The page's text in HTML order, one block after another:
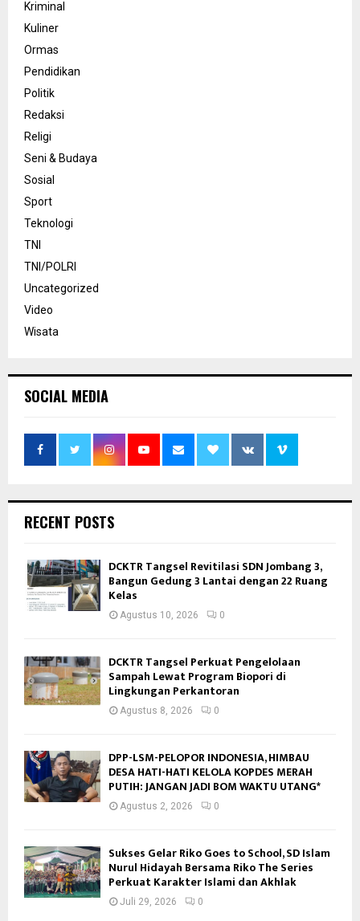
Kriminal
Kuliner
Ormas
Pendidikan
Politik
Redaksi
Religi
Seni & Budaya
Sosial
Sport
Teknologi
TNI
TNI/POLRI
Uncategorized
Video
Wisata
SOCIAL MEDIA
RECENT POSTS
DCKTR Tangsel Revitilasi SDN Jombang 3,
Bangun Gedung 3 Lantai dengan 22 Ruang
Kelas
Agustus 10, 2026 0
DCKTR Tangsel Perkuat Pengelolaan
Sampah Lewat Program Biopori di
Lingkungan Perkantoran
Agustus 8, 2026 0
DPP-LSM-PELOPOR INDONESIA, HIMBAU
DESA HATI-HATI KELOLA KOPDES MERAH
PUTIH: JANGAN JADI BOM WAKTU UTANG*
Agustus 2, 2026 0
Sukses Gelar Riko Goes to School, SD Islam
Nurul Hidayah Bersama Riko The Series
Perkuat Karakter Islami dan Akhlak
Juli 29, 2026 0